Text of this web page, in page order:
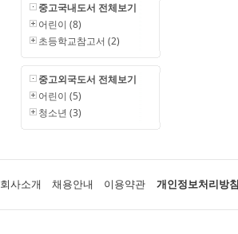
중고국내도서 전체보기
어린이 (8)
초등학교참고서 (2)
중고외국도서 전체보기
어린이 (5)
청소년 (3)
회사소개 채용안내 이용약관 개인정보처리방침